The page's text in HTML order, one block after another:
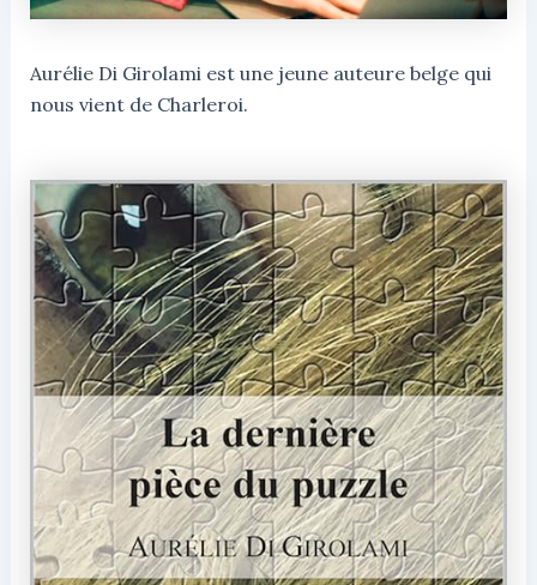
Aurélie Di Girolami est une jeune auteure belge qui
nous vient de Charleroi.